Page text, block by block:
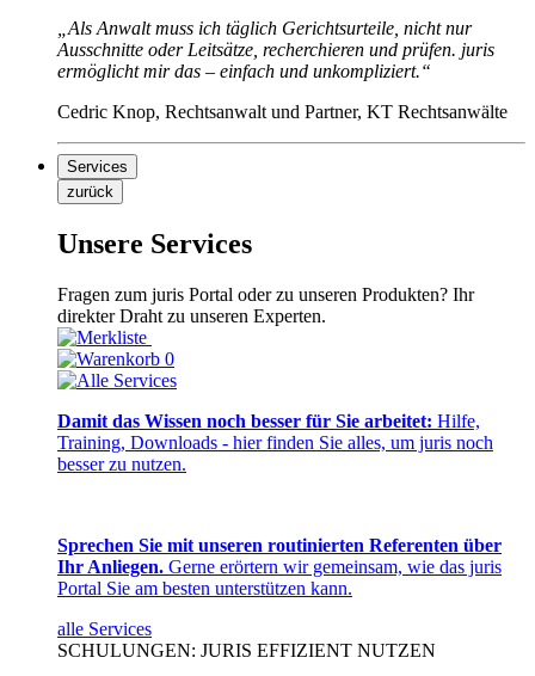
„Als Anwalt muss ich täglich Gerichtsurteile, nicht nur
Ausschnitte oder Leitsätze, recherchieren und prüfen. juris
ermöglicht mir das – einfach und unkompliziert.“
Cedric Knop, Rechtsanwalt und Partner, KT Rechtsanwälte
Services
zurück
Unsere Services
Fragen zum juris Portal oder zu unseren Produkten? Ihr
direkter Draht zu unseren Experten.
0
Damit das Wissen noch besser für Sie arbeitet: Hilfe,
Training, Downloads - hier finden Sie alles, um juris noch
besser zu nutzen.
Sprechen Sie mit unseren routinierten Referenten über
Ihr Anliegen. Gerne erörtern wir gemeinsam, wie das juris
Portal Sie am besten unterstützen kann.
alle Services
SCHULUNGEN: JURIS EFFIZIENT NUTZEN